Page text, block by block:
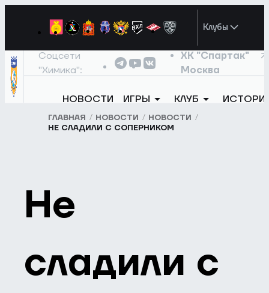
Клубы
Соцсети
"Химика":
ХК "Спартак"
Москва
НОВОСТИ ИГРЫ КЛУБ
ГЛАВНАЯ НОВОСТИ
НОВОСТИ
НЕ СЛАДИЛИ С СОПЕРНИКОМ
Не
сладили с